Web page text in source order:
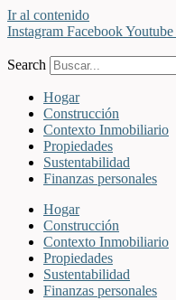
Ir al contenido
Instagram FacebookYoutube
Search
Hogar
Construcción
Contexto Inmobiliario
Propiedades
Sustentabilidad
Finanzas personales
Hogar
Construcción
Contexto Inmobiliario
Propiedades
Sustentabilidad
Finanzas personales